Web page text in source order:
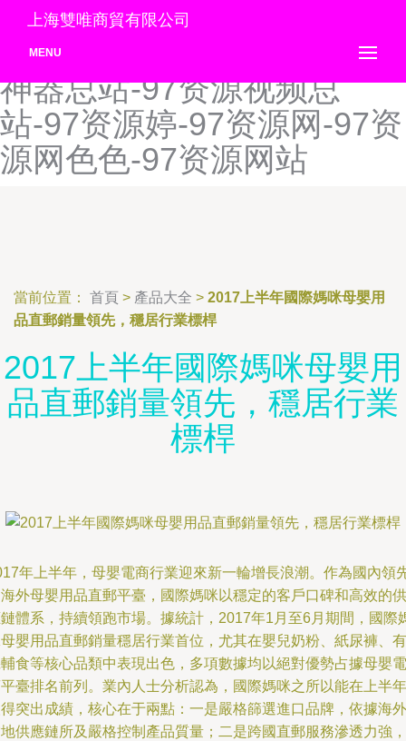
97资源欧美-97资源人妻-97
资源人人-97资源色-97资源
神器总站-97资源视频总
站-97资源婷-97资源网-97资
源网色色-97资源网站
上海雙唯商貿有限公司
MENU
當前位置： 首頁 > 產品大全 > 2017上半年國際媽咪母嬰用
品直郵銷量領先，穩居行業標桿
2017上半年國際媽咪母嬰用
品直郵銷量領先，穩居行業
標桿
年上半年，母嬰電商行業迎來新一輪增長浪潮。作為國內領
外母嬰用品直郵平臺，國際媽咪以穩定的客戶口碑和高效的供
體系，持續領跑市場。據統計，2017年1月至6月期間，國際
嬰用品直郵銷量穩居行業首位，尤其在嬰兒奶粉、紙尿褲、有
食等核心品類中表現出色，多項數據均以絕對優勢占據母嬰電
臺排名前列。業內人士分析認為，國際媽咪之所以能在上半年
突出成績，核心在于兩點：一是嚴格篩選進口品牌，依據海外
供應鏈所及嚴格控制產品質量；二是跨國直郵服務滲透力強，